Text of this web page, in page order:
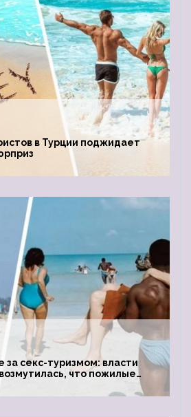
в Турции поджидает
за секс-туризмом: власти
что пожилые
едут к ним, чтобы
любовниками